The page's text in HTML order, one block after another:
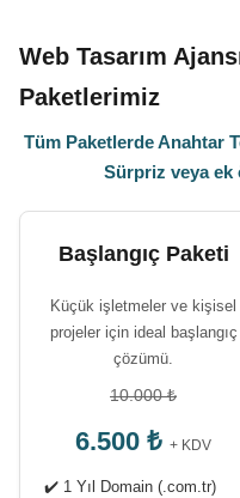
Web Tasarım
Paketlerimiz
Tüm Paketlerde Anahtar
Sürpriz veya ek
Başlangıç Paketi
Küçük işletmeler ve kişisel
projeler için ideal başlangıç
çözümü.
10.000 ₺
6.500 ₺ + KDV
✔️ 1 Yıl Domain (.com.tr)